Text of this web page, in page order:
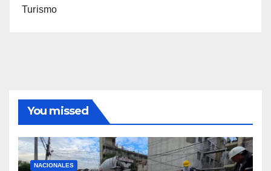
Turismo
You missed
NACIONALES